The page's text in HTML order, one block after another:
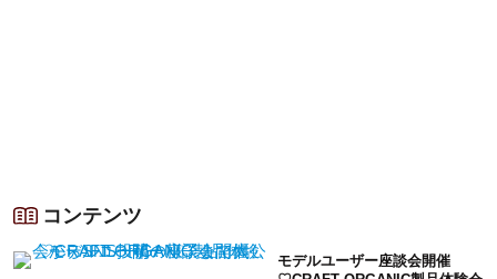
コンテンツ
モデルユーザー座談会開催